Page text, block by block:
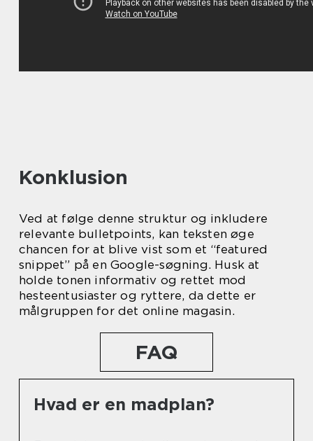
Konklusion
Ved at følge denne struktur og inkludere
relevante bulletpoints, kan teksten øge
chancen for at blive vist som et “featured
snippet” på en Google-søgning. Husk at
holde tonen informativ og rettet mod
hesteentusiaster og ryttere, da dette er
målgruppen for det online magasin.
FAQ
Hvad er en madplan?